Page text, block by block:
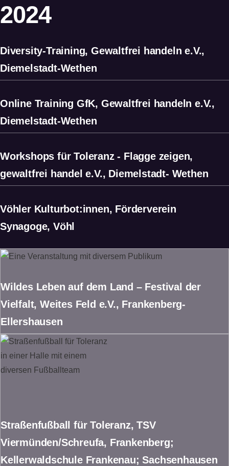
2024
Diversity-Training, Gewaltfrei handeln e.V.,
Diemelstadt-Wethen
Online Training GfK, Gewaltfrei handeln e.V.,
Diemelstadt-Wethen
Workshops für Toleranz - Flagge zeigen,
gewaltfrei handel e.V., Diemelstadt- Wethen
Vöhler Kulturbot:innen, Förderverein
Synagoge, Vöhl
Wildes Leben auf dem Land – Festival der
Vielfalt, Weites Feld e.V., Frankenberg-
Ellershausen
Straßenfußball für Toleranz, TSV
Viermünden/Schreufa, Frankenberg;
Kellerwaldschule Frankenau; Sachsenhausen